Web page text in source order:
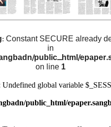
: Constant SECURE already
in
public_html/
on line 1